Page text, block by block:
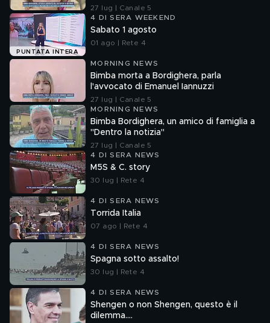
27 lug | Canale 5
PUNTATA INTERA
4 DI SERA WEEKEND
Sabato 1 agosto
01 ago | Rete 4
MORNING NEWS
Bimba morta a Bordighera, parla
l'avvocato di Emanuel Iannuzzi
27 lug | Canale 5
MORNING NEWS
Bimba Bordighera, un amico di famiglia a
"Dentro la notizia"
27 lug | Canale 5
4 DI SERA NEWS
M5S & C. story
30 lug | Rete 4
4 DI SERA NEWS
Torrida Italia
07 ago | Rete 4
4 DI SERA NEWS
Spagna sotto assalto!
30 lug | Rete 4
4 DI SERA NEWS
Shengen o non Shengen, questo è il
dilemma....